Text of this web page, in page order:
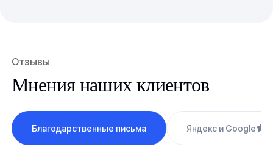
Отзывы
Мнения наших клиентов
Благодарственные письма Яндекс и Google